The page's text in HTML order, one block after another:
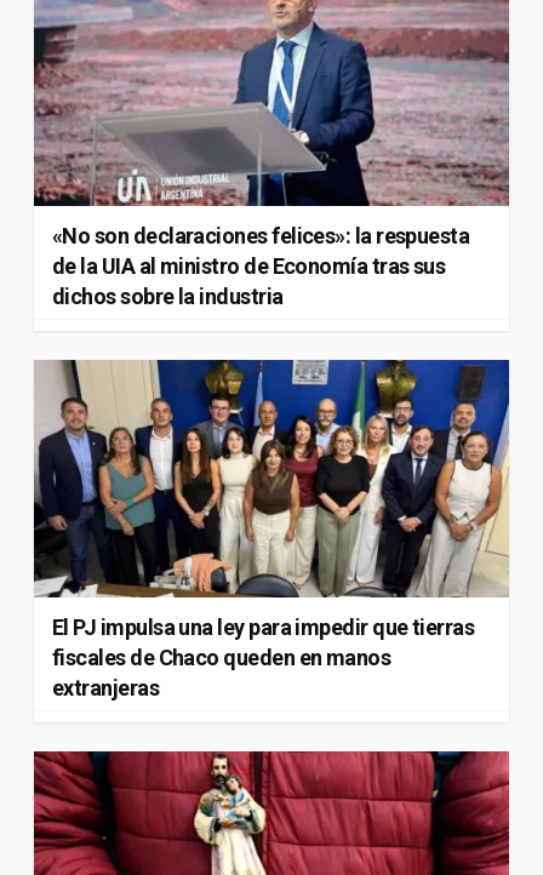
«No son declaraciones felices»: la respuesta
de la UIA al ministro de Economía tras sus
dichos sobre la industria
El PJ impulsa una ley para impedir que tierras
fiscales de Chaco queden en manos
extranjeras